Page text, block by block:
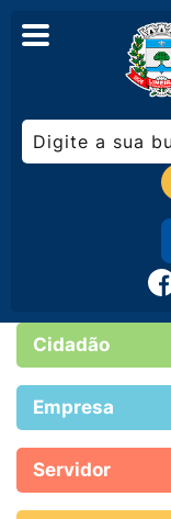
Cidadão
Empresa
Servidor